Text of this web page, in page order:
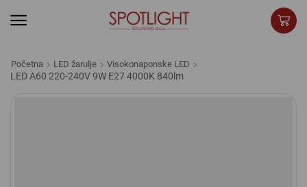
Početna LED žarulje Visokonaponske LED
LED A60 220-240V 9W E27 4000K 840lm